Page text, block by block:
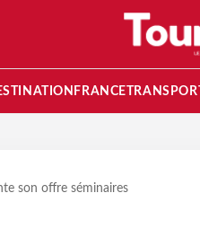
FRANCE
son offre séminaires